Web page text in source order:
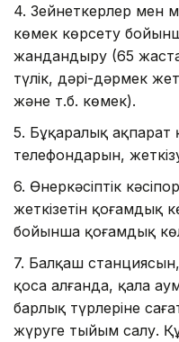
4. Зейнеткерлер мен
көмек көрсету
жандандыру (65
түлік, дәрі-дәрмек
және т.б. көмек).
5. Бұқаралық ақпарат
телефондарын,
6. Өнеркәсіптік
жеткізетін қоғамдық
бойынша қоғамдық
7. Балқаш
қоса алғанда, қала
барлық түрлеріне
жүруге тыйым салу.